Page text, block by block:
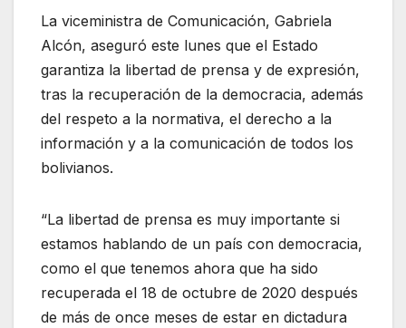
La viceministra de Comunicación, Gabriela
Alcón, aseguró este lunes que el Estado
garantiza la libertad de prensa y de expresión,
tras la recuperación de la democracia, además
del respeto a la normativa, el derecho a la
información y a la comunicación de todos los
bolivianos.
“La libertad de prensa es muy importante si
estamos hablando de un país con democracia,
como el que tenemos ahora que ha sido
recuperada el 18 de octubre de 2020 después
de más de once meses de estar en dictadura